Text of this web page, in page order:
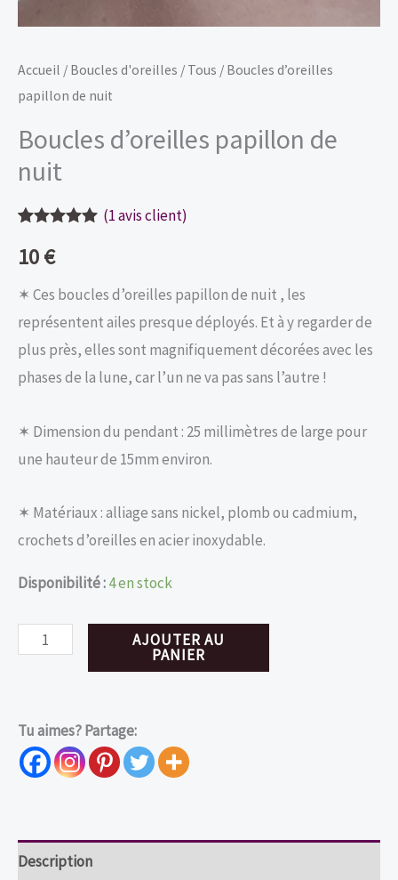
Accueil / Boucles d'oreilles / Tous / Boucles d’oreilles
papillon de nuit
Boucles d’oreilles papillon de
nuit
sur 5
basé sur
client
(1avis client)
10€
✶ Ces boucles d’oreilles papillon de nuit , les
représentent ailes presque déployés. Et à y regarder de
plus près, elles sont magnifiquement décorées avec les
phases de la lune, car l’un ne va pas sans l’autre !
✶ Dimension du pendant : 25 millimètres de large pour
une hauteur de 15mm environ.
✶ Matériaux : alliage sans nickel, plomb ou cadmium,
crochets d’oreilles en acier inoxydable.
Disponibilité :4 en stock
quantité
d'oreilles
papillon
de
AJOUTER AU
PANIER
Tu aimes? Partage:
Description